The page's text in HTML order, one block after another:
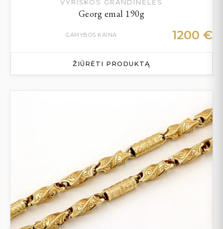
VYRIŠKOS GRANDINĖLĖS
Georg emal 190g
GAMYBOS KAINA 1200 €
ŽIŪRĖTI PRODUKTĄ